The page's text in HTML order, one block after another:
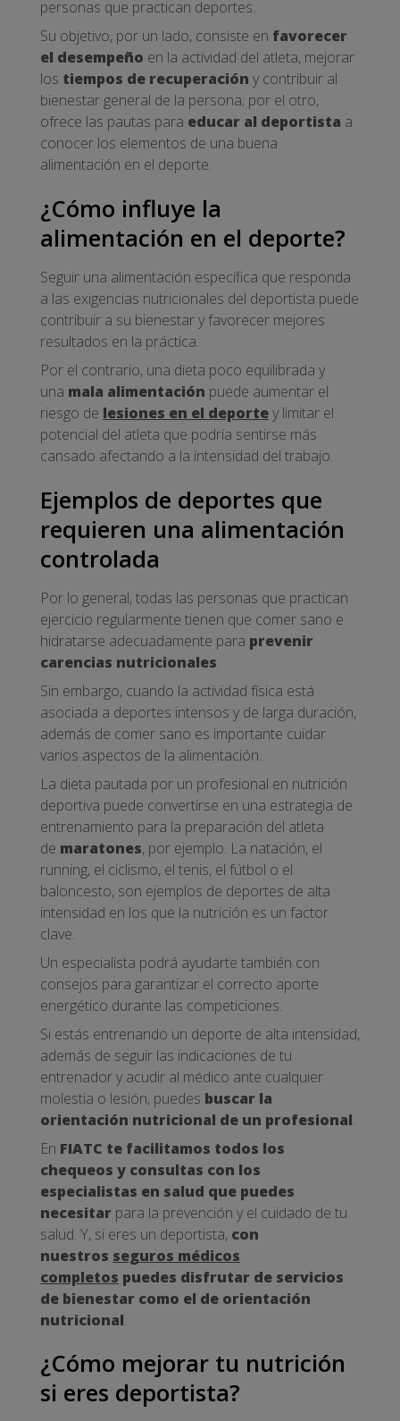
personas que practican deportes.
Su objetivo, por un lado, consiste en favorecer
el desempeño en la actividad del atleta, mejorar
los tiempos de recuperación y contribuir al
bienestar general de la persona; por el otro,
ofrece las pautas para educar al deportista a
conocer los elementos de una buena
alimentación en el deporte.
¿Cómo influye la
alimentación en el deporte?
Seguir una alimentación específica que responda
a las exigencias nutricionales del deportista puede
contribuir a su bienestar y favorecer mejores
resultados en la práctica.
Por el contrario, una dieta poco equilibrada y
una mala alimentación puede aumentar el
riesgo de lesiones en el deportey limitar el
potencial del atleta que podría sentirse más
cansado afectando a la intensidad del trabajo.
Ejemplos de deportes que
requieren una alimentación
controlada
Por lo general, todas las personas que practican
ejercicio regularmente tienen que comer sano e
hidratarse adecuadamente para prevenir
carencias nutricionales.
Sin embargo, cuando la actividad física está
asociada a deportes intensos y de larga duración,
además de comer sano es importante cuidar
varios aspectos de la alimentación.
La dieta pautada por un profesional en nutrición
deportiva puede convertirse en una estrategia de
entrenamiento para la preparación del atleta
de maratones, por ejemplo. La natación, el
running, el ciclismo, el tenis, el fútbol o el
baloncesto, son ejemplos de deportes de alta
intensidad en los que la nutrición es un factor
clave.
Un especialista podrá ayudarte también con
consejos para garantizar el correcto aporte
energético durante las competiciones.
Si estás entrenando un deporte de alta intensidad,
además de seguir las indicaciones de tu
entrenador y acudir al médico ante cualquier
molestia o lesión, puedes buscar la
orientación nutricional de un profesional.
En FIATC te facilitamos todos los
chequeos y consultas con los
especialistas en salud que puedes
necesitar para la prevención y el cuidado de tu
salud. Y, si eres un deportista, con
nuestros seguros médicos
completos puedes disfrutar de servicios
de bienestar como el de orientación
nutricional.
¿Cómo mejorar tu nutrición
si eres deportista?